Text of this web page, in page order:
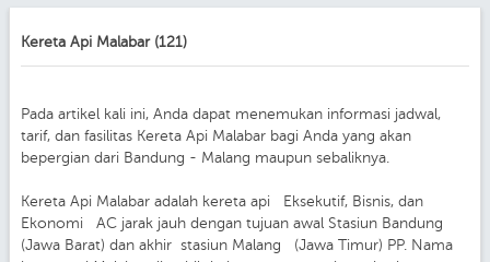
Kereta Api Malabar (121)
Pada artikel kali ini, Anda dapat menemukan informasi jadwal,
tarif, dan fasilitas Kereta Api Malabar bagi Anda yang akan
bepergian dari Bandung - Malang maupun sebaliknya.
Kereta Api Malabar adalah kereta api Eksekutif, Bisnis, dan
Ekonomi AC jarak jauh dengan tujuan awal Stasiun Bandung
(Jawa Barat) dan akhir stasiun Malang (Jawa Timur) PP. Nama